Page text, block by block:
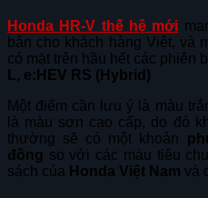
Honda HR-V thế hệ mới
bản cho khách hàng Việt, và
có mặt trên hầu hết các phiên
L, e:HEV RS (Hybrid)
Một điểm cần lưu ý là màu
là màu sơn cao cấp, do đó
thường sẽ có một khoản
đồng so với các màu tiêu
sách của Honda Việt Nam và